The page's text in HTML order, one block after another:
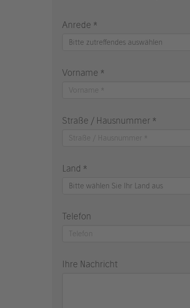
Anrede *
Bitte zutreffendes auswählen
Vorname *
Straße / Hausnummer *
Land *
Bitte wählen Sie Ihr Land aus
Telefon
Ihre Nachricht